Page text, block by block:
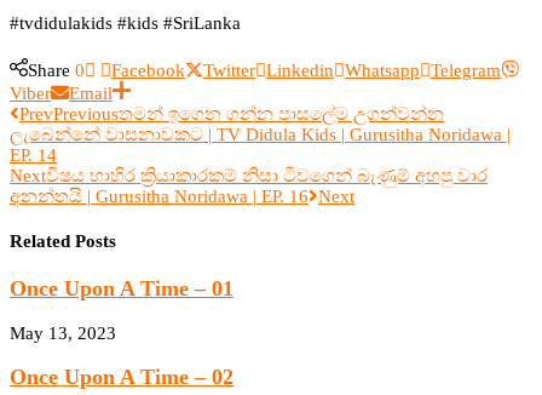
#tvdidulakids #kids #SriLanka
Share 0 Facebook Twitter Linkedin Whatsapp
Telegram
Viber
Email
PrevPreviousතමන් ඉගෙන ගන්න පාසලේම උගන්වන්න
ලැබෙන්නේ වාසනාවකට | TV Didula Kids | Gurusitha Noridawa |
EP. 14
Nextවිෂය භාහිර ක්‍රියාකාරකම් නිසා ටීචගෙන් බැණුම් අහපු වාර
අනන්තයි | Gurusitha Noridawa | EP. 16 Next
Related Posts
Once Upon A Time – 01
May 13, 2023
Once Upon A Time – 02